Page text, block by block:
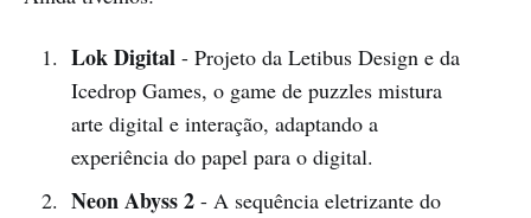
Lok Digital- Projeto da Letibus Design e da
Icedrop Games, o game de puzzles mistura
arte digital e interação, adaptando a
experiência do papel para o digital.
Neon Abyss 2- A sequência eletrizante do